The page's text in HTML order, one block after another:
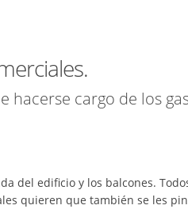
hacerse cargo de los
del edificio y los balcones.
quieren que también se les